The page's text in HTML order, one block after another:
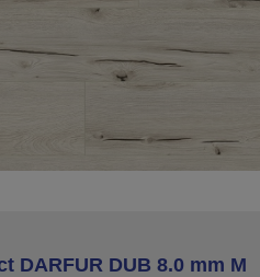
DARFUR DUB 8.0 mm M